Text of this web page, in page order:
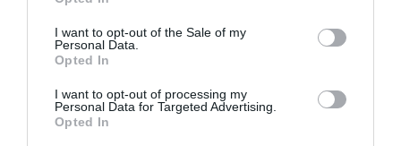
I want to opt-out of the Sale of my
Personal Data.
Opted In
I want to opt-out of processing my
Personal Data for Targeted Advertising.
Opted In
Enormes minucias
por Eulogio López